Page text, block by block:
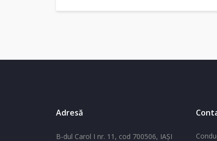
Adresă
B-dul Carol I nr. 11, cod 700506, IAŞI